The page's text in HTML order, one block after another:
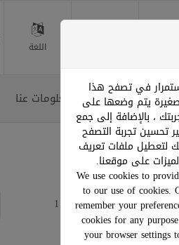
اللغة
قائمة الرغبات معلومات عنا
عرض:صفحة 1 من 1
في تصفح هذا
صغيرة يتم وضعها على
، بالإضافة إلى جمع
تحسين تجربة التصفح
لتعطيل ملفات تعريف
على موقعنا.
We use cookies to
to our use of cookies.
remember your
cookies for any
your browser settings